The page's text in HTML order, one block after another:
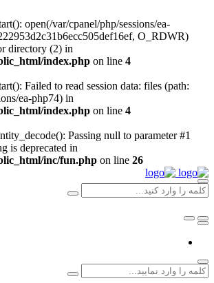
open(/var/cpanel/php/sessions/ea-
O_RDWR)
directory (2) in
index.php on line 4
Failed to read session data: files (path:
ea-php74) in
index.php on line 4
Passing null to parameter #1
is deprecated in
inc/fun.php on line 26